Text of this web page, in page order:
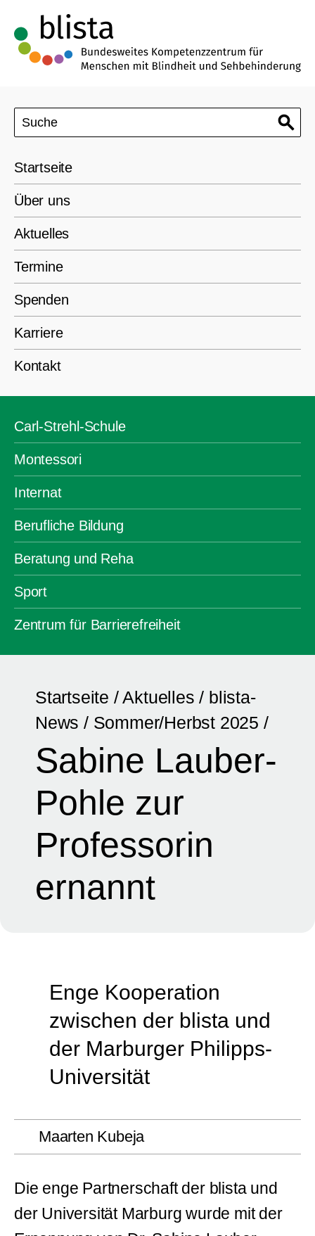
Startseite
Über uns
Aktuelles
Termine
Spenden
Karriere
Kontakt
Carl-Strehl-Schule
Montessori
Internat
Berufliche Bildung
Beratung und Reha
Sport
Zentrum für Barrierefreiheit
Startseite /Aktuelles / blista-
News / Sommer/Herbst 2025 /
Sabine Lauber-
Pohle zur
Professorin
ernannt
Enge Kooperation
zwischen der blista und
der Marburger Philipps-
Universität
Maarten Kubeja
Die enge Partnerschaft der blista und
der Universität Marburg wurde mit der